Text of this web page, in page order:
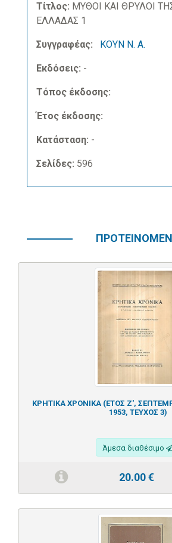
Τίτλος: ΜΥΘΟΙ ΚΑΙ ΘΡΥΛΟΙ
ΕΛΛΑΔΑΣ 1
Συγγραφέας: ΚΟΥΝ Ν. Α.
Εκδόσεις: -
Τόπος έκδοσης:
Έτος έκδοσης:
Κατάσταση: -
Σελίδες: 596
ΚΡΗΤΙΚΑ ΧΡΟΝΙΚΑ (ΕΤΟΣ Ζ',
1953, ΤΕΥΧΟΣ 3)
Άμεσα διαθέσιμο
20.00€